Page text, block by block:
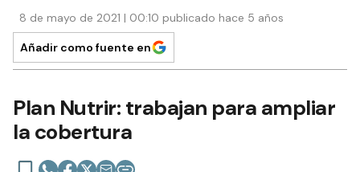
8 de mayo de 2021 | 00:10 publicado hace 5 años
Añadir como fuente en
Plan Nutrir: trabajan para ampliar
la cobertura